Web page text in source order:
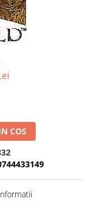
COS